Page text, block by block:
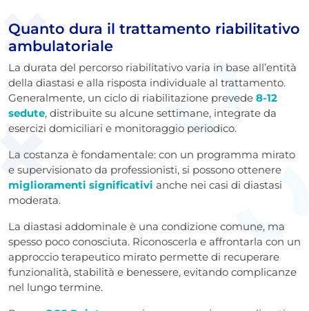
Quanto dura il trattamento riabilitativo
ambulatoriale
La durata del percorso riabilitativo varia in base all’entità
della diastasi e alla risposta individuale al trattamento.
Generalmente, un ciclo di riabilitazione prevede 8-12
sedute, distribuite su alcune settimane, integrate da
esercizi domiciliari e monitoraggio periodico.
La costanza è fondamentale: con un programma mirato
e supervisionato da professionisti, si possono ottenere
miglioramenti significativi anche nei casi di diastasi
moderata.
La diastasi addominale è una condizione comune, ma
spesso poco conosciuta. Riconoscerla e affrontarla con un
approccio terapeutico mirato permette di recuperare
funzionalità, stabilità e benessere, evitando complicanze
nel lungo termine.